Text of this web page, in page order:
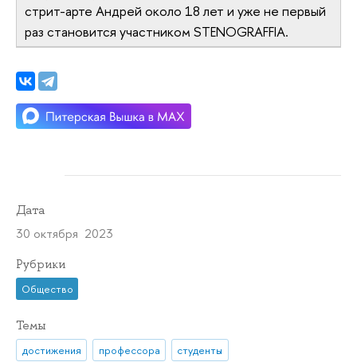
стрит-арте Андрей около 18 лет и уже не первый
раз становится участником STENOGRAFFIA.
Дата
30 октября 2023
Рубрики
Общество
Темы
достижения профессора студенты